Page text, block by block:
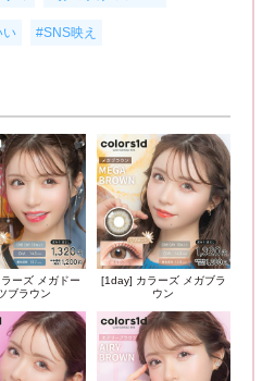
い #SNS映え
ーズ メガドー
ブラウン
[1day] カラーズ メガブラ
ウン